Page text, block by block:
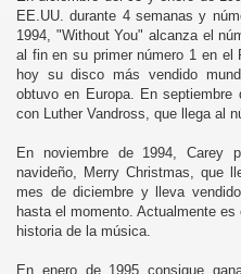
EE.UU. durante 4 semanas y
1994, "Without You" alcanza el
al fin en su primer número 1 en
hoy su disco más vendido
obtuvo en Europa. En
con Luther Vandross, que llega al
En noviembre de 1994, Carey
navideño, Merry Christmas, que
mes de diciembre y lleva
hasta el momento. Actualmente
historia de la música.
En enero de 1995 consigue